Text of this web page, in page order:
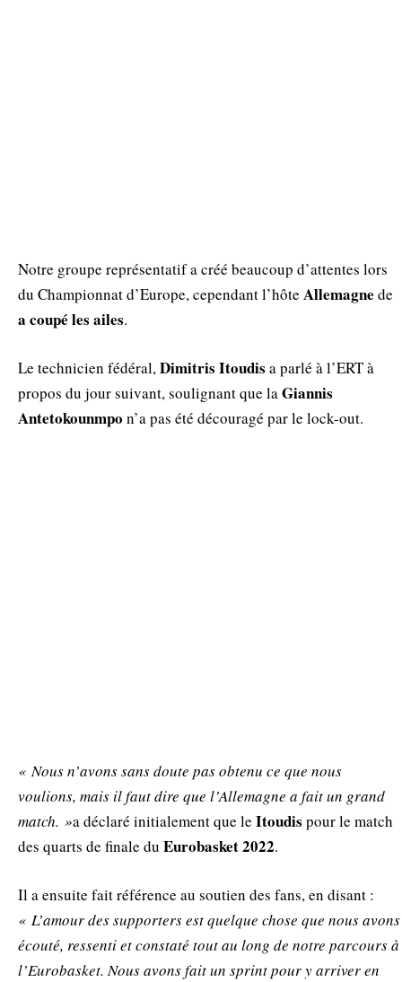
Notre groupe représentatif a créé beaucoup d’attentes lors
du Championnat d’Europe, cependant l’hôte Allemagne de
a coupé les ailes.
Le technicien fédéral,Dimitris Itoudis a parlé à l’ERT à
propos du jour suivant, soulignant que laGiannis
Antetokounmpo n’a pas été découragé par le lock-out.
« Nous n’avons sans doute pas obtenu ce que nous
voulions, mais il faut dire que l’Allemagne a fait un grand
match. »a déclaré initialement que le Itoudis pour le match
des quarts de finale du Eurobasket 2022.
Il a ensuite fait référence au soutien des fans, en disant :
« L’amour des supporters est quelque chose que nous avons
écouté, ressenti et constaté tout au long de notre parcours à
l’Eurobasket. Nous avons fait un sprint pour y arriver en